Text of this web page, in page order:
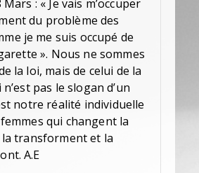
: « Je vais m’occuper
du problème des
je me suis occupé de
». Nous ne sommes
la loi, mais de celui de la
pas le slogan d’un
notre réalité individuelle
qui changent la
transforment et la
A.E